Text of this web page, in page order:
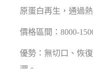
原蛋白再生，通過
價格區間：8000-
優勢：無切口、恢